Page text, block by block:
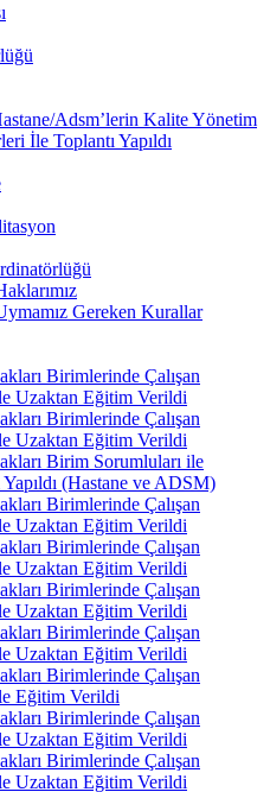
Adsm’lerin Kalite Yönetim
İle Toplantı Yapıldı
Gereken Kurallar
Birimlerinde Çalışan
Uzaktan Eğitim Verildi
Birimlerinde Çalışan
Uzaktan Eğitim Verildi
Birim Sorumluları ile
Yapıldı (Hastane ve ADSM)
Birimlerinde Çalışan
Uzaktan Eğitim Verildi
Birimlerinde Çalışan
Uzaktan Eğitim Verildi
Birimlerinde Çalışan
Uzaktan Eğitim Verildi
Birimlerinde Çalışan
Uzaktan Eğitim Verildi
Birimlerinde Çalışan
Eğitim Verildi
Birimlerinde Çalışan
Uzaktan Eğitim Verildi
Birimlerinde Çalışan
Uzaktan Eğitim Verildi